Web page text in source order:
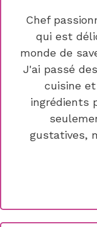
Chef
qui est
monde de
J'ai passé
cuisine
ingrédients
gustatives,